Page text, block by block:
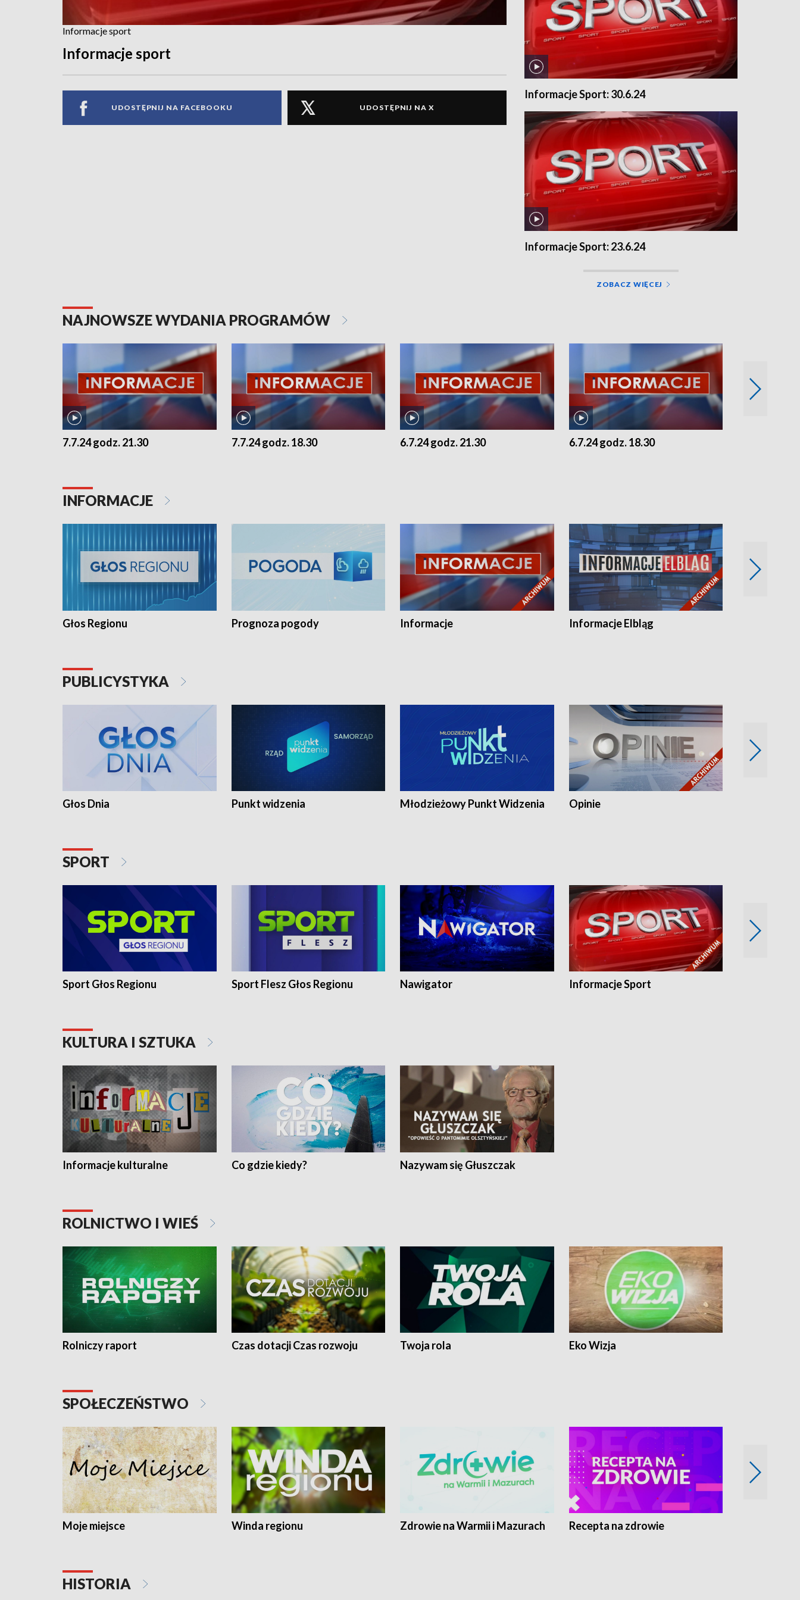
Informacje sport
Informacje sport
UDOSTĘPNIJ NA FACEBOOKU UDOSTĘPNIJ NA X
Informacje Sport: 30.6.24
Informacje Sport: 23.6.24
ZOBACZ WIĘCEJ
NAJNOWSZE WYDANIA PROGRAMÓW
7.7.24 godz. 21.30 7.7.24 godz. 18.30 6.7.24 godz. 21.30 6.7.24 godz. 18.30
INFORMACJE
Głos Regionu Prognoza pogody Informacje Informacje Elbląg
PUBLICYSTYKA
Głos Dnia Punkt widzenia Młodzieżowy Punkt Widzenia Opinie
SPORT
Sport Głos Regionu Sport Flesz Głos Regionu Nawigator Informacje Sport
KULTURA I SZTUKA
Informacje kulturalne Co gdzie kiedy? Nazywam się Głuszczak
ROLNICTWO I WIEŚ
Rolniczy raport Czas dotacji Czas rozwoju Twoja rola Eko Wizja
SPOŁECZEŃSTWO
Moje miejsce Winda regionu Zdrowie na Warmii i Mazurach Recepta na zdrowie
HISTORIA